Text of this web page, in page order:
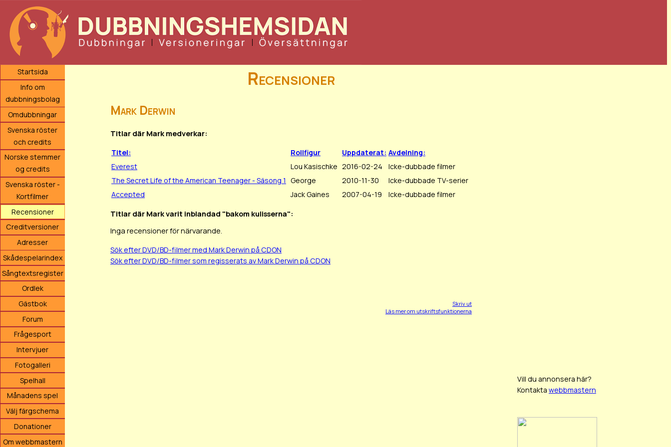
Startsida
Info om
dubbningsbolag
Omdubbningar
Svenska röster
och credits
Norske stemmer
og credits
Svenska röster -
Kortfilmer
Recensioner
Creditversioner
Adresser
Skådespelarindex
Sångtextsregister
Ordlek
Gästbok
Forum
Frågesport
Intervjuer
Fotogalleri
Spelhall
Månadens spel
Välj färgschema
Donationer
Om webbmastern
Recensioner
Mark Derwin
Titlar där Mark medverkar:
Titel: Rollfigur Uppdaterat: Avdelning:
Everest
Lou Kasischke 2016-02-24
Icke-dubbade filmer
The Secret Life of the American Teenager - Säsong 1 George 2010-11-30
Icke-dubbade TV-serier
Accepted
Jack Gaines 2007-04-19 Icke-dubbade filmer
Titlar där Mark varit inblandad "bakom kulisserna":
Inga recensioner för närvarande.
Sök efter DVD/BD-filmer med Mark Derwin på CDON
Sök efter DVD/BD-filmer som regisserats av Mark Derwin på CDON
Skriv ut
Läs mer om utskriftsfunktionerna
Vill du annonsera här?
Kontakta webbmastern